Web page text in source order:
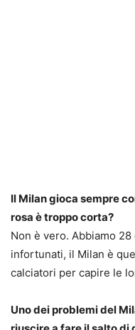
Il Milan gioca sempre
rosa è troppo corta?
Non è vero. Abbiamo
infortunati, il Milan è
calciatori per capire le
Uno dei problemi del